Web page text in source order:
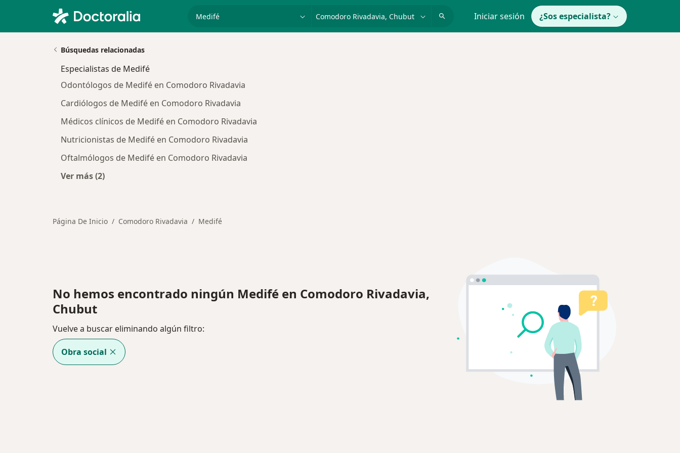
especialidad, enfermedad o nombre Iniciar sesión ¿Sos especialista?
Búsquedas relacionadas
Especialistas de Medifé
Odontólogos de Medifé en Comodoro Rivadavia
Cardiólogos de Medifé en Comodoro Rivadavia
Médicos clínicos de Medifé en Comodoro Rivadavia
Nutricionistas de Medifé en Comodoro Rivadavia
Oftalmólogos de Medifé en Comodoro Rivadavia
Ver más (2)
Página De Inicio Comodoro Rivadavia Medifé
No hemos encontrado ningún Medifé en Comodoro Rivadavia,
Chubut
Vuelve a buscar eliminando algún filtro:
Obra social